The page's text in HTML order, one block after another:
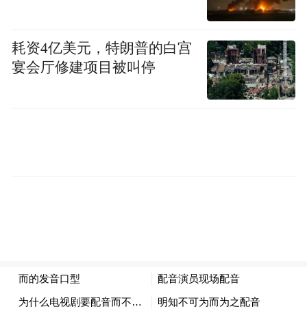
之前已经有的技法和已经熟练的理解方式。
底能不能够书写真实的情况？似乎中国作家
就应该去写一些现实的东西，关注更多现实
性的问题。张悦然认为：“ 每个作家都需要去
张悦然在2008年创办了杂志《鲤》，至今做
了十年。她认为这是一种责任，要延续它，
耗资4亿美元，特朗普的白宫
宴会厅修建项目被叫停